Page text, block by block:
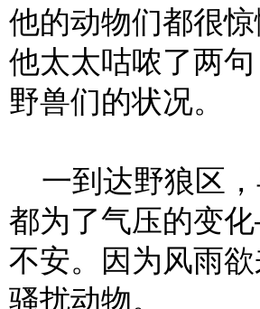
他的动物们都很
他太太咕哝了两
野兽们的状况。
一到达野狼区，
都为了气压的变
不安。因为风雨
骚扰动物。